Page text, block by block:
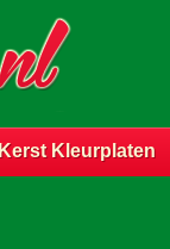
Kerst Kleurplaten